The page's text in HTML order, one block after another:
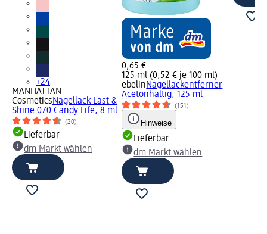
+24
MANHATTAN
CosmeticsNagellack Last &
Shine 070 Candy Life, 8 ml
(20)
Lieferbar
dm Markt wählen
0,65 €
125 ml (0,52 € je 100 ml)
ebelinNagellackentferner
Acetonhaltig, 125 ml
(151)
Hinweise
Lieferbar
dm Markt wählen